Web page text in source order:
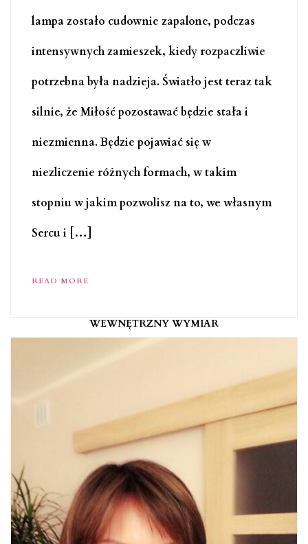
lampa zostało cudownie zapalone, podczas
intensywnych zamieszek, kiedy rozpaczliwie
potrzebna była nadzieja. Światło jest teraz tak
silnie, że Miłość pozostawać będzie stała i
niezmienna. Będzie pojawiać się w
niezliczenie różnych formach, w takim
stopniu w jakim pozwolisz na to, we własnym
Sercu i […]
READ MORE
WEWNĘTRZNY WYMIAR